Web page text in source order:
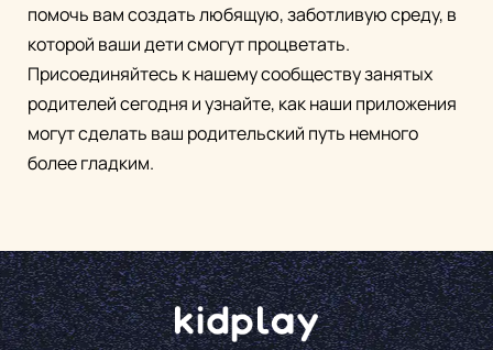
помочь вам создать любящую, заботливую среду, в
которой ваши дети смогут процветать.
Присоединяйтесь к нашему сообществу занятых
родителей сегодня и узнайте, как наши приложения
могут сделать ваш родительский путь немного
более гладким.